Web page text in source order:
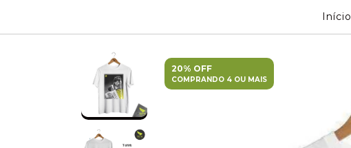
Início
20% OFF
COMPRANDO 4 OU MAIS